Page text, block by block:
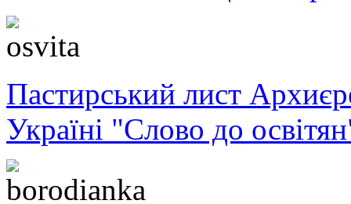
Пастирський лист
Україні "Слово до